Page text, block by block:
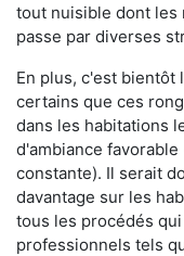
tout nuisible dont les
passe par diverses
En plus, c'est bientôt
certains que ces
dans les habitations
d'ambiance
constante). Il serait
davantage sur les
tous les procédés
professionnels tels